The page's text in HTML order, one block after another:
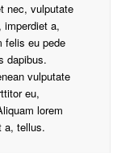
nec, vulputate
a,
felis eu pede
dapibus.
vulputate
eu,
lorem
a, tellus.